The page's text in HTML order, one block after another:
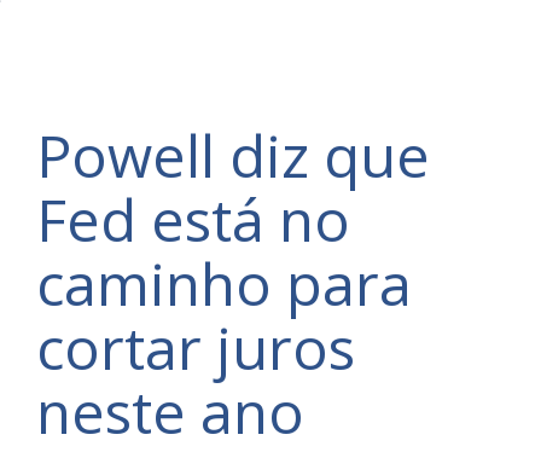
Powell diz que
Fed está no
caminho para
cortar juros
neste ano